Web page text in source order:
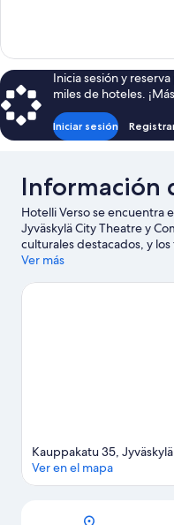
Sauna
Double
Room
with
Sauna
Inicia sesión y
miles de hoteles.
Iniciar sesión
Información
Hotelli Verso se encuentra
Jyväskylä City Theatre y
culturales destacados, y
pueden visitar Kauppakatu
ciudad? Consulta el
Ver más
Kauppakatu 35,
Ver en el mapa